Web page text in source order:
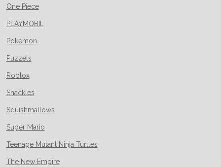
One Piece
PLAYMOBIL
Pokemon
Puzzels
Roblox
Snackles
Squishmallows
Super Mario
Teenage Mutant Ninja Turtles
The New Empire